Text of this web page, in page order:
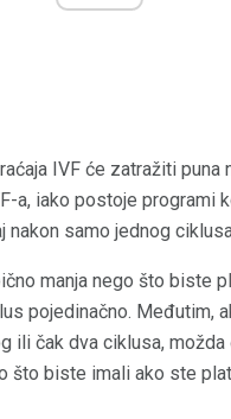
IVF će zatražiti puna
a, iako postoje programi
nakon samo jednog
manja nego što biste
pojedinačno. Međutim,
ili čak dva ciklusa,
što biste imali ako ste